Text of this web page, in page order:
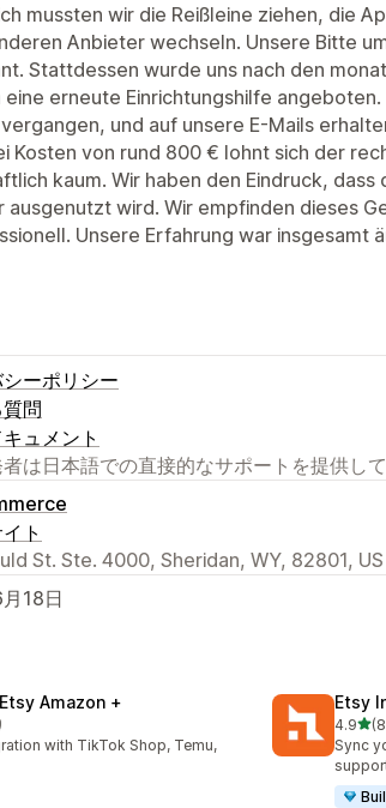
mussten wir die Reißleine ziehen, die
Anbieter wechseln. Unsere Bitte
Stattdessen wurde uns nach den
eine erneute Einrichtungshilfe
und auf unsere E-Mails
Kosten von rund 800 € lohnt sich der
kaum. Wir haben den Eindruck, dass
ausgenutzt wird. Wir empfinden dieses
Unsere Erfahrung war insgesamt
ーポリシー
問
ュメント
は日本語での直接的なサポートを提供して
ト
St. Ste. 4000, Sheridan, WY, 82801, US
18日
Amazon +
with TikTok Shop, Temu,
Etsy
4.95つ
合計レ
Sync